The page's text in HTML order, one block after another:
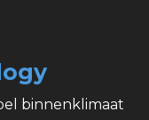
binnenklimaat